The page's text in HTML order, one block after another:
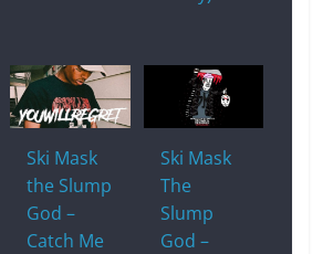
Ski Mask
the Slump
God –
Catch Me
Ski Mask
The
Slump
God –